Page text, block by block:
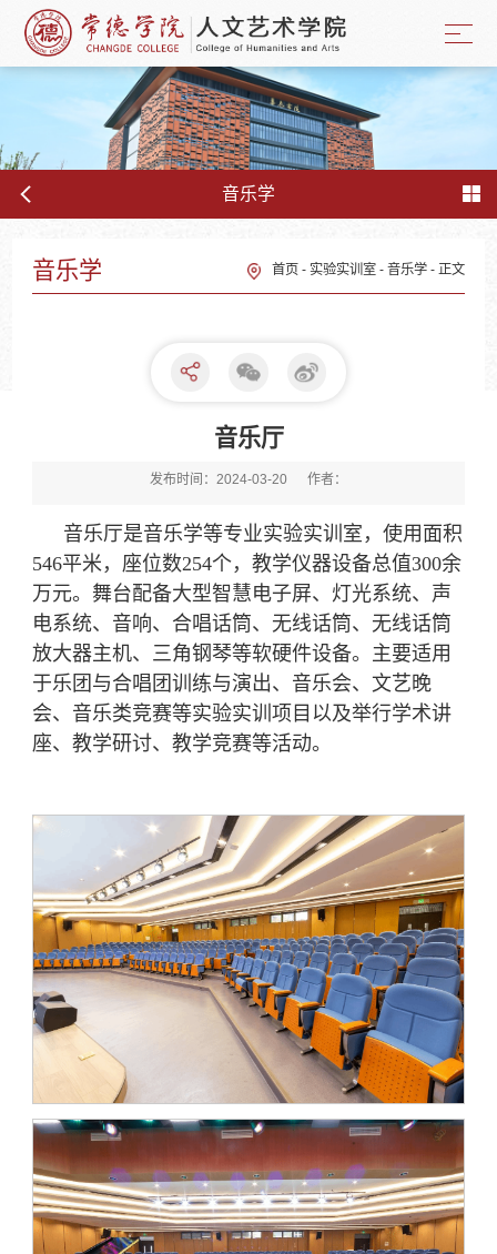
音乐学
音乐学 首页 -实验实训室 -音乐学 - 正文
音乐厅
发布时间：2024-03-20 作者：
音乐厅是音乐学等专业实验实训室，使用面积
546平米，座位数254个，教学仪器设备总值300余
万元。舞台配备大型智慧电子屏、灯光系统、声
电系统、音响、合唱话筒、无线话筒、无线话筒
放大器主机、三角钢琴等软硬件设备。主要适用
于乐团与合唱团训练与演出、音乐会、文艺晚
会、音乐类竞赛等实验实训项目以及举行学术讲
座、教学研讨、教学竞赛等活动。